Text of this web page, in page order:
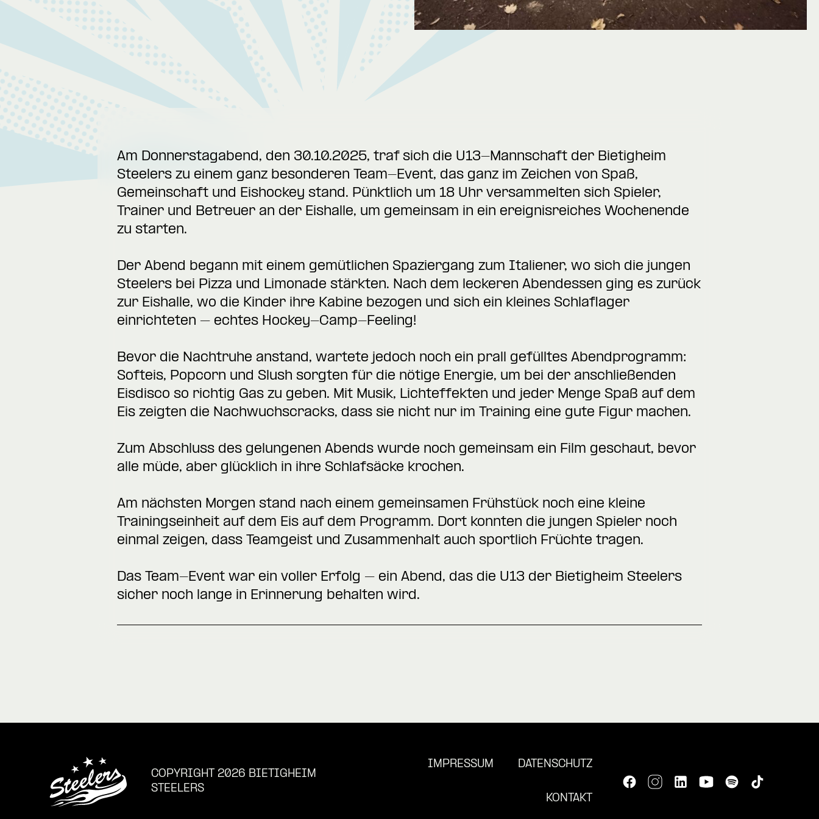
Am Donnerstagabend, den 30.10.2025, traf sich die U13-Mannschaft der Bietigheim
Steelers zu einem ganz besonderen Team-Event, das ganz im Zeichen von Spaß,
Gemeinschaft und Eishockey stand. Pünktlich um 18 Uhr versammelten sich Spieler,
Trainer und Betreuer an der Eishalle, um gemeinsam in ein ereignisreiches Wochenende
zu starten.
Der Abend begann mit einem gemütlichen Spaziergang zum Italiener, wo sich die jungen
Steelers bei Pizza und Limonade stärkten. Nach dem leckeren Abendessen ging es zurück
zur Eishalle, wo die Kinder ihre Kabine bezogen und sich ein kleines Schlaflager
einrichteten – echtes Hockey-Camp-Feeling!
Bevor die Nachtruhe anstand, wartete jedoch noch ein prall gefülltes Abendprogramm:
Softeis, Popcorn und Slush sorgten für die nötige Energie, um bei der anschließenden
Eisdisco so richtig Gas zu geben. Mit Musik, Lichteffekten und jeder Menge Spaß auf dem
Eis zeigten die Nachwuchscracks, dass sie nicht nur im Training eine gute Figur machen.
Zum Abschluss des gelungenen Abends wurde noch gemeinsam ein Film geschaut, bevor
alle müde, aber glücklich in ihre Schlafsäcke krochen.
Am nächsten Morgen stand nach einem gemeinsamen Frühstück noch eine kleine
Trainingseinheit auf dem Eis auf dem Programm. Dort konnten die jungen Spieler noch
einmal zeigen, dass Teamgeist und Zusammenhalt auch sportlich Früchte tragen.
Das Team-Event war ein voller Erfolg – ein Abend, das die U13 der Bietigheim Steelers
sicher noch lange in Erinnerung behalten wird.
COPYRIGHT 2026 BIETIGHEIM
STEELERS
IMPRESSUM DATENSCHUTZ
KONTAKT